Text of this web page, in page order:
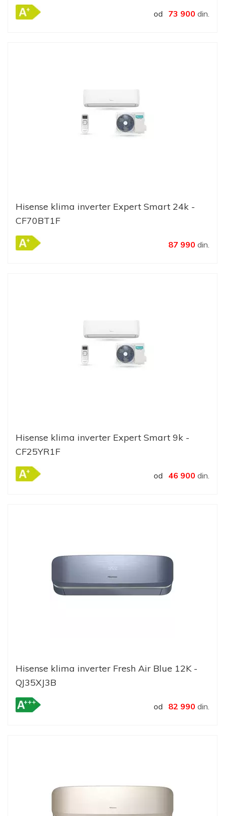
od 73 900 din.
Hisense klima inverter Expert Smart 24k -
CF70BT1F
87 990 din.
Hisense klima inverter Expert Smart 9k -
CF25YR1F
od 46 900 din.
Hisense klima inverter Fresh Air Blue 12K -
QJ35XJ3B
od 82 990 din.